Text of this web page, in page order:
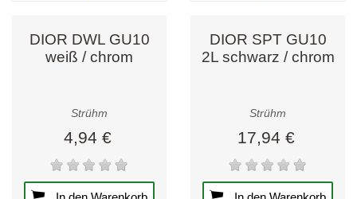
DIOR DWL GU10
weiß / chrom
Strühm
4,94 €
DIOR SPT GU10
2L schwarz / chrom
Strühm
17,94 €